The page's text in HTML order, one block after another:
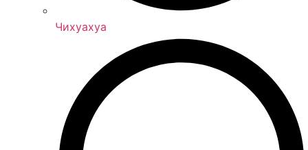
Чихуахуа